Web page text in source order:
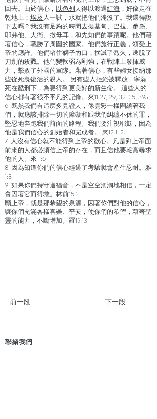
回去。由於信心， 以色列人得以渡過紅海 ，好像走在
乾地上； 埃及人一試，水就把他們淹沒了。我還得說
下去嗎？我沒有足夠的時間去提基甸、 巴拉、 參孫、
耶弗他、 大衛、 撒母耳 ，和先知們的事蹟呢。他們藉
著信心，戰勝了周圍的國家。他們施行正義，領受上
帝的應許。他們堵住獅子的口，撲滅了烈火，逃脫了
刀劍的殺戮。他們變軟弱為剛強，在戰陣上發揮威
力，擊敗了外國的軍隊。藉著信心，有些婦女接納那
些從死裏復活的親人。 另有些人拒絕被釋放，寧願
死在酷刑下，為要得到更美好的新生命。 這些人的
信心都有著很不平凡的記錄。來11:27, 29, 32-35, 39a
6. 既然我們有這麼多見證人，像雲彩一樣圍繞著我
們，就應該排除一切的障礙和跟我們糾纏不休的罪，
堅忍地奔跑我們前面的路程。我們要注視耶穌，因為
他是我們信心的創始者和完成者。 來12:1-2a
7. 人沒有信心就不能得到上帝的歡心。凡是到上帝面
前來的人都必須信上帝的存在，而且信他要報賞尋求
他的人。來11:6
8. 因為知道你們的信心經過了考驗就會產生忍耐。雅
1:3
9. 如果你們持守這福音，不是空空洞洞地相信，一定
會因著它而得救。林前15:2
願上帝，就是那希望的泉源，因著你們對他的信心，
讓你們充滿各樣喜樂、平安，使你們的希望，藉著聖
靈的能力，不斷增加。羅15:13
前一段 下一段
聯絡我們